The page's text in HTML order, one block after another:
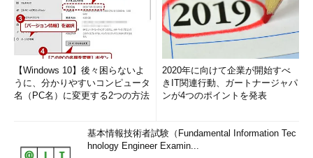
【Windows 10】後々困らないよ
うに、分かりやすいコンピュータ
名（PC名）に変更する2つの方法
2020年に向けて企業が開始すべ
きIT関連行動、ガートナージャパ
ンが4つのポイントを発表
基本情報技術者試験（Fundamental Information Tec
hnology Engineer Examin...